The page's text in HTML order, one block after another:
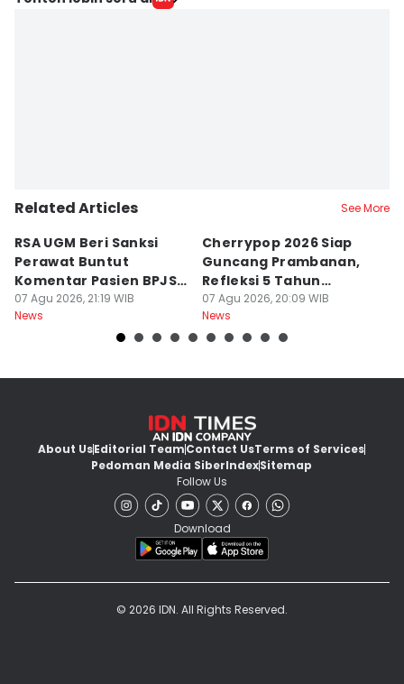
Related Articles See More
RSA UGM Beri Sanksi
Perawat Buntut
Komentar Pasien BPJS
di Medsos
07 Agu 2026, 21:19 WIB
News
Cherrypop 2026 Siap
Guncang Prambanan,
Refleksi 5 Tahun
Perjalanan
07 Agu 2026, 20:09 WIB
News
About UsEditorial TeamContact UsTerms of Services
Pedoman Media SiberIndexSitemap
Follow Us
Download
© 2026 IDN. All Rights Reserved.